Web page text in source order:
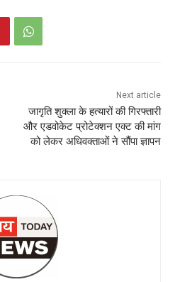
Next article
जागृति शुक्ला के हत्यारों की गिरफ्तारी
और एडवोकेट प्रोटेक्शन एक्ट की मांग
को लेकर अधिवक्ताओं ने सौंपा ज्ञापन